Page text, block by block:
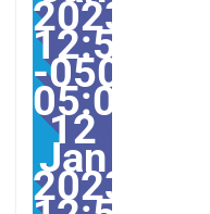
2023
12:55:07
-0500-
12
Jan
2023